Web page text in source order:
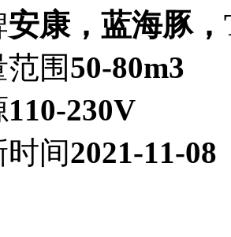
安康，蓝海豚
围50-80m3
110-230V
时间2021-11-08